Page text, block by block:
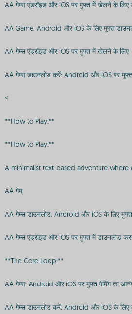
AA गेम्स एंड्रॉइड और iOS पर मुफ्त में खेलने के लिए
AA Game: Android और iOS के लिए मुफ्त
AA गेम्स एंड्रॉइड और iOS पर मुफ्त में खेलने के लिए
AA गेम्स डाउनलोड करें: Android और iOS पर मुफ्त
<
**How to Play:**
**How to Play:**
A minimalist text-based adventure where
AA गेम्
AA गेम्स डाउनलोड: Android और iOS के लिए मुफ्त
AA गेम्स एंड्रॉइड और iOS पर मुफ्त में डाउनलोड
**The Core Loop:**
AA गेम्स: Android और iOS पर मुफ्त गेमिंग का
AA गेम्स डाउनलोड करें: Android और iOS के लिए